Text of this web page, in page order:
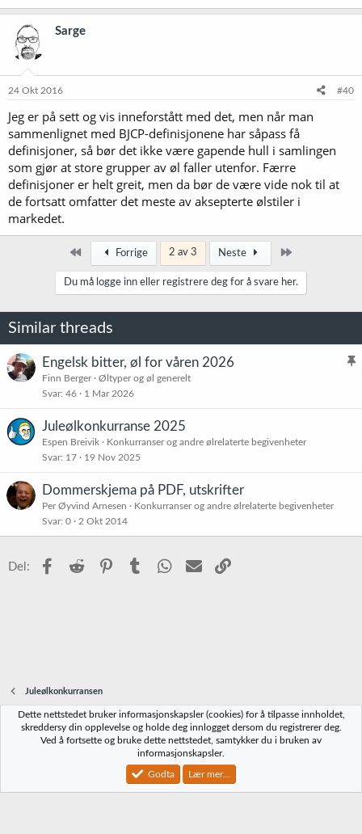
Sarge
24 Okt 2016 #40
Jeg er på sett og vis inneforstått med det, men når man
sammenlignet med BJCP-definisjonene har såpass få
definisjoner, så bør det ikke være gapende hull i samlingen
som gjør at store grupper av øl faller utenfor. Færre
definisjoner er helt greit, men da bør de være vide nok til at
de fortsatt omfatter det meste av aksepterte ølstiler i
markedet.
Først Forrige 2 av 3 Neste
Du må logge inn eller registrere deg for å svare her.
Similar threads
K
Engelsk bitter, øl for våren 2026
Finn Berger
Øltyper og øl generelt
Svar 46 1 Mar 2026
Juleølkonkurranse 2025
Espen Breivik
Konkurranser og andre ølrelaterte begivenheter
Svar 17 19 Nov 2025
Dommerskjema på PDF, utskrifter
Per Øyvind Arnesen
Konkurranser og andre ølrelaterte begivenheter
Svar 0 2 Okt 2014
Del: Facebook
Reddit PinterestTumblr WhatsApp
E-post
Juleølkonkurransen
Norbrygg-default
Vilkår og regler Personvernregler
Community platform by XenForo® © 2010-2023 XenForo Ltd.
Dette nettstedet bruker informasjonskapsler (cookies) for å tilpasse innholdet,
skreddersy din opplevelse og holde deg innlogget dersom du registrerer deg.
Ved å fortsette og bruke dette nettstedet, samtykker du i bruken av
informasjonskapsler.
Godta Lær mer...